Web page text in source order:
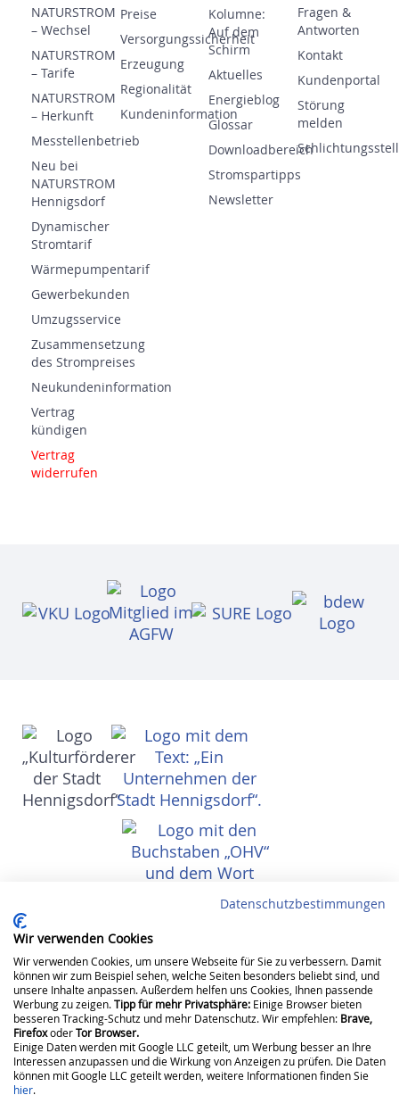
NATURSTROM
– Wechsel
NATURSTROM
– Tarife
NATURSTROM
– Herkunft
Messtellenbetrieb
Neu bei
NATURSTROM
Hennigsdorf
Dynamischer
Stromtarif
Wärmepumpentarif
Gewerbekunden
Umzugsservice
Zusammensetzung
des Strompreises
Neukundeninformation
Vertrag
kündigen
Vertrag
widerrufen
Preise
Versorgungssicherheit
Erzeugung
Regionalität
Kundeninformation
Kolumne:
Auf dem
Schirm
Aktuelles
Energieblog
Glossar
Downloadbereich
Stromspartipps
Newsletter
Fragen &
Antworten
Kontakt
Kundenportal
Störung
melden
©2026 Stadtwerke Hennigsdorf GmbH
Impressum Datenschutz Barrierefreiheit Hinweisgeberschutz
Datenschutzbestimmungen
Wir verwenden Cookies
Wir verwenden Cookies, um unsere Webseite für Sie zu verbessern. Damit
können wir zum Beispiel sehen, welche Seiten besonders beliebt sind, und
unsere Inhalte anpassen. Außerdem helfen uns Cookies, Ihnen passende
Werbung zu zeigen.Tipp für mehr Privatsphäre: Einige Browser bieten
besseren Tracking-Schutz und mehr Datenschutz. Wir empfehlen: Brave,
FirefoxoderTor Browser.
Einige Daten werden mit Google LLC geteilt, um Werbung besser an Ihre
Interessen anzupassen und die Wirkung von Anzeigen zu prüfen. Die Daten
können mit Google LLC geteilt werden, weitere Informationen finden Sie
hier.